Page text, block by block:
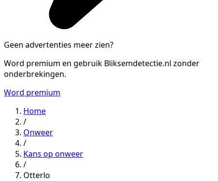
Geen advertenties meer zien?
Word premium en gebruik Bliksemdetectie.nl zonder
onderbrekingen.
Word premium
Home
/
Onweer
/
Kans op onweer
/
Otterlo